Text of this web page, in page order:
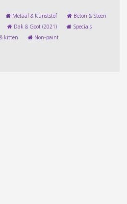
Metaal & Kunststof Beton & Steen
Dak & Goot (2021) Specials
kitten Non-paint